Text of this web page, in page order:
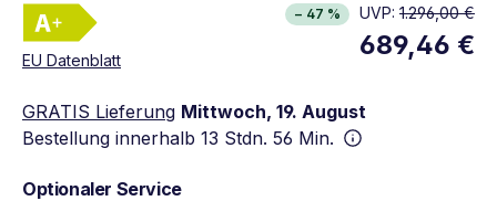
Vollständiges Energielabel anzeigen
Energieklasse A+. Höchste bis niedrigste
EU DatenblattÖffnet in neuem Fenster
− 47 % UVP: 1.296,00 €
689,46 €
GRATIS Lieferung Mittwoch, 19. August
Bestellung innerhalb 13 Stdn. 56 Min.
Optionaler Service